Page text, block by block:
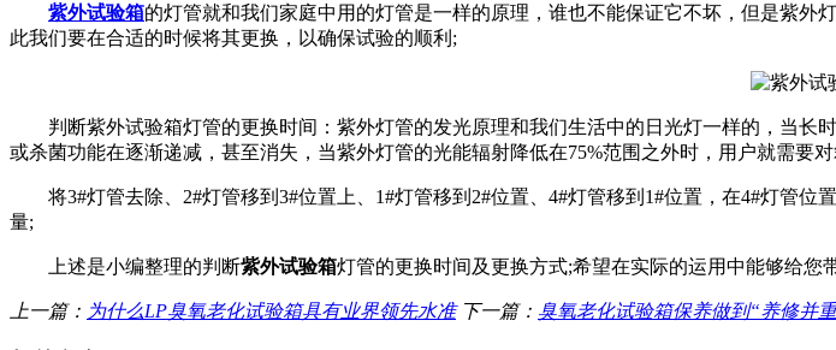
紫外试验箱的灯管就和我们家庭中用的灯管是一样的原理，谁也不能保证它不坏，但是紫
此我们要在合适的时候将其更换，以确保试验的顺利;
判断紫外试验箱灯管的更换时间：紫外灯管的发光原理和我们生活中的日光灯一样的，当长
或杀菌功能在逐渐递减，甚至消失，当紫外灯管的光能辐射降低在75%范围之外时，用户就需要
将3#灯管去除、2#灯管移到3#位置上、1#灯管移到2#位置、4#灯管移到1#位置，在4#灯管位
量;
上述是小编整理的判断紫外试验箱灯管的更换时间及更换方式;希望在实际的运用中能够给您
上一篇： 为什么LP臭氧老化试验箱具有业界领先水准 下一篇： 臭氧老化试验箱保养做到“养修并